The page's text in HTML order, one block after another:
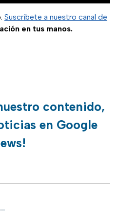
. Suscríbete a nuestro canal de
en tus manos.
contenido,
en Google